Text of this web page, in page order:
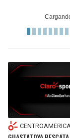
CENTROAMERICA